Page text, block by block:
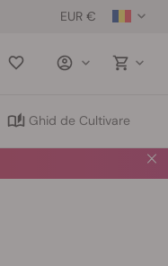
EUR €
Saved
Ghid de Cultivare